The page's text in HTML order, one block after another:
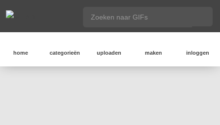
home categorieën uploaden maken inloggen